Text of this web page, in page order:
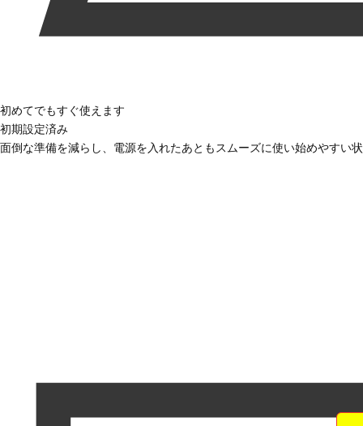
初めてでもすぐ使えます
初期設定済み
面倒な準備を減らし、電源を入れたあともスムーズに使い始めやすい